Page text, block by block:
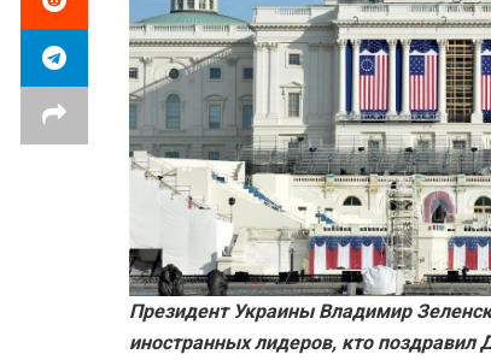
Президент Украины Владимир
иностранных лидеров, кто